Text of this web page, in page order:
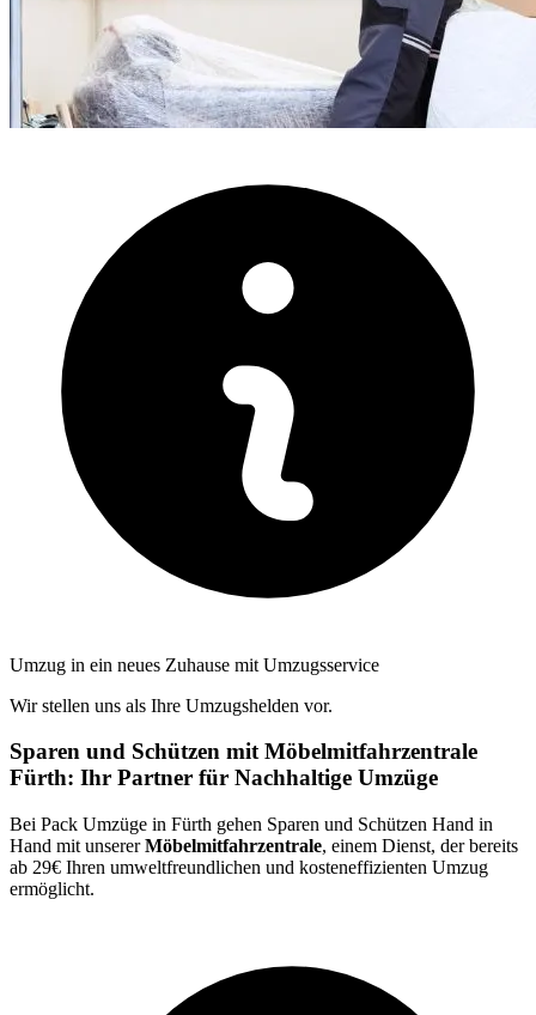
Umzug in ein neues Zuhause mit Umzugsservice
Wir stellen uns als Ihre Umzugshelden vor.
Sparen und Schützen mit Möbelmitfahrzentrale
Fürth: Ihr Partner für Nachhaltige Umzüge
Bei Pack Umzüge in Fürth gehen Sparen und Schützen Hand in
Hand mit unsererMöbelmitfahrzentrale, einem Dienst, der bereits
ab 29€ Ihren umweltfreundlichen und kosteneffizienten Umzug
ermöglicht.